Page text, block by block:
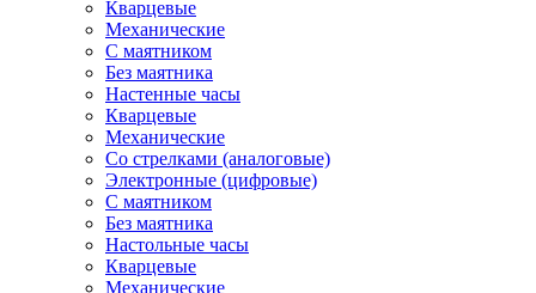
Кварцевые
Механические
С маятником
Без маятника
Настенные часы
Кварцевые
Механические
Со стрелками (аналоговые)
Электронные (цифровые)
С маятником
Без маятника
Настольные часы
Кварцевые
Механические